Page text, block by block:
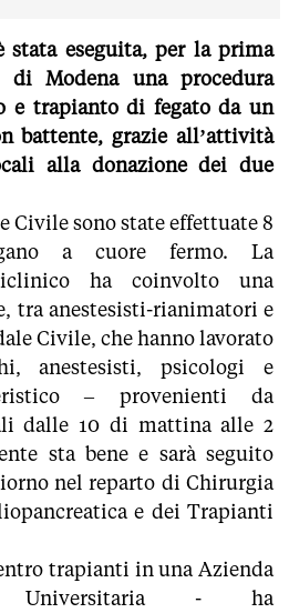
stata eseguita, per la prima
Modena una procedura
e trapianto di fegato da un
battente, grazie all’attività
alla donazione dei due
Civile sono state effettuate 8
a cuore fermo. La
ha coinvolto una
tra anestesisti-rianimatori e
Civile, che hanno lavorato
anestesisti, psicologi e
– provenienti da
dalle 10 di mattina alle 2
sta bene e sarà seguito
nel reparto di Chirurgia
e dei Trapianti
trapianti in una Azienda
Universitaria - ha